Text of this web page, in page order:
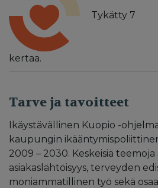
Tykätty 7
kertaa.
Tarve ja tavoitteet
Ikäystävällinen Kuopio -
kaupungin
2009 – 2030. Keskeisiä teemoja
asiakaslähtöisyys, terveyden
moniammatillinen työ sekä